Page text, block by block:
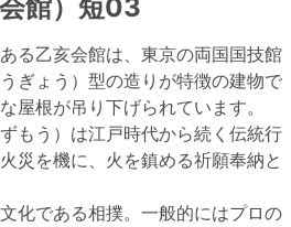
会館）短03
る乙亥会館は、東京の両国国技館
ぎょう）型の造りが特徴の建物で
屋根が吊り下げられています。
もう）は江戸時代から続く伝統行
災を機に、火を鎮める祈願奉納と
化である相撲。一般的にはプロの